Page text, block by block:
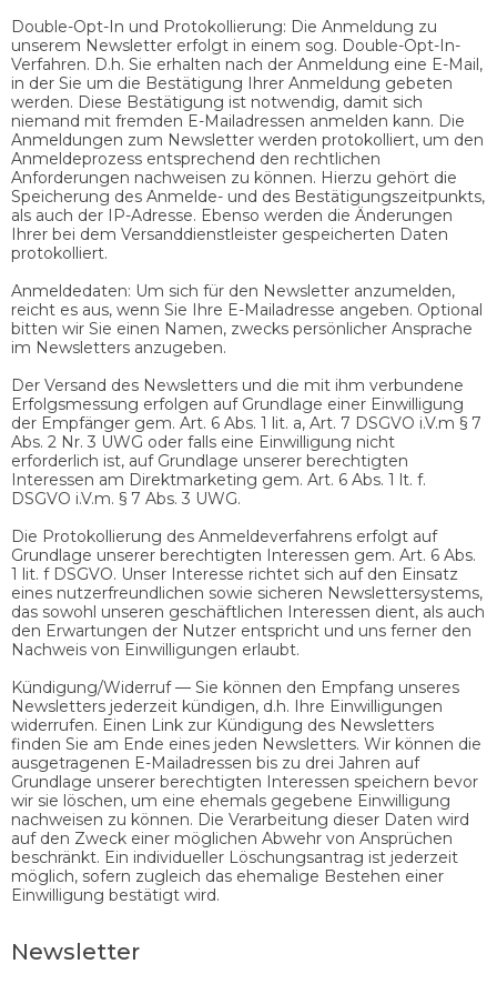
Double-Opt-In und Protokollierung: Die Anmeldung zu
unserem Newsletter erfolgt in einem sog. Double-Opt-In-
Verfahren. D.h. Sie erhalten nach der Anmeldung eine E-Mail,
in der Sie um die Bestätigung Ihrer Anmeldung gebeten
werden. Diese Bestätigung ist notwendig, damit sich
niemand mit fremden E-Mailadressen anmelden kann. Die
Anmeldungen zum Newsletter werden protokolliert, um den
Anmeldeprozess entsprechend den rechtlichen
Anforderungen nachweisen zu können. Hierzu gehört die
Speicherung des Anmelde- und des Bestätigungszeitpunkts,
als auch der IP-Adresse. Ebenso werden die Änderungen
Ihrer bei dem Versanddienstleister gespeicherten Daten
protokolliert.
Anmeldedaten: Um sich für den Newsletter anzumelden,
reicht es aus, wenn Sie Ihre E-Mailadresse angeben. Optional
bitten wir Sie einen Namen, zwecks persönlicher Ansprache
im Newsletters anzugeben.
Der Versand des Newsletters und die mit ihm verbundene
Erfolgsmessung erfolgen auf Grundlage einer Einwilligung
der Empfänger gem. Art. 6 Abs. 1 lit. a, Art. 7 DSGVO i.V.m § 7
Abs. 2 Nr. 3 UWG oder falls eine Einwilligung nicht
erforderlich ist, auf Grundlage unserer berechtigten
Interessen am Direktmarketing gem. Art. 6 Abs. 1 lt. f.
DSGVO i.V.m. § 7 Abs. 3 UWG.
Die Protokollierung des Anmeldeverfahrens erfolgt auf
Grundlage unserer berechtigten Interessen gem. Art. 6 Abs.
1 lit. f DSGVO. Unser Interesse richtet sich auf den Einsatz
eines nutzerfreundlichen sowie sicheren Newslettersystems,
das sowohl unseren geschäftlichen Interessen dient, als auch
den Erwartungen der Nutzer entspricht und uns ferner den
Nachweis von Einwilligungen erlaubt.
Kündigung/Widerruf — Sie können den Empfang unseres
Newsletters jederzeit kündigen, d.h. Ihre Einwilligungen
widerrufen. Einen Link zur Kündigung des Newsletters
finden Sie am Ende eines jeden Newsletters. Wir können die
ausgetragenen E-Mailadressen bis zu drei Jahren auf
Grundlage unserer berechtigten Interessen speichern bevor
wir sie löschen, um eine ehemals gegebene Einwilligung
nachweisen zu können. Die Verarbeitung dieser Daten wird
auf den Zweck einer möglichen Abwehr von Ansprüchen
beschränkt. Ein individueller Löschungsantrag ist jederzeit
möglich, sofern zugleich das ehemalige Bestehen einer
Einwilligung bestätigt wird.
Newsletter